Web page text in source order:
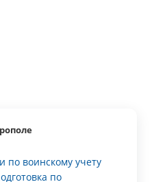
воинскому учету
по